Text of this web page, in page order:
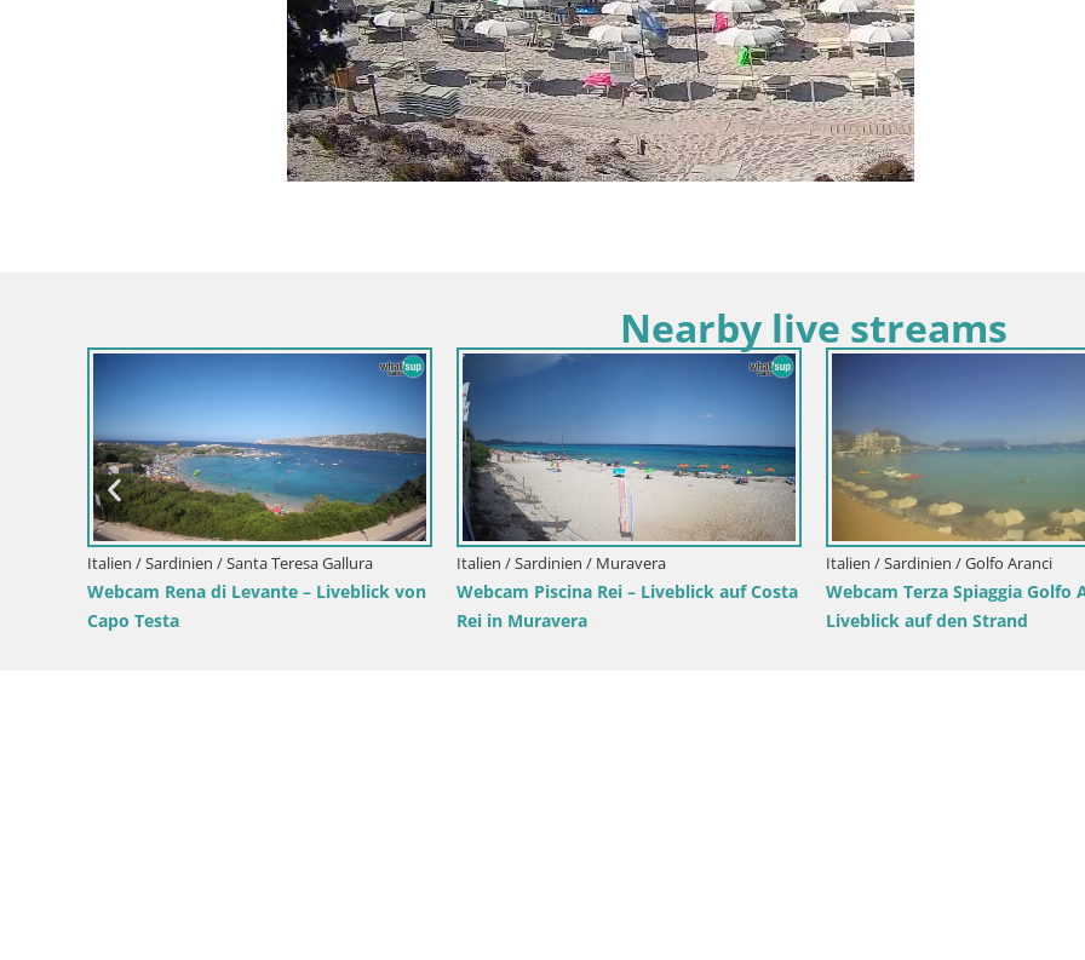
Nearby live streams
Italien / Sardinien / Sant'Anna Arresi
Webcam Porto Pino – Liveblick aus
Sant’Anna Arresi
Italien / Sardinien / Domus de Maria
Webcam Chia – Liveblick auf den Strand
Su Giudeu
Italien / Sardinien / Cagliari
Webcam Cagliari Windsurf Club
Liveblick vom Poetto Strand